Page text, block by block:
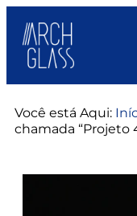
Você está Aqui:
chamada “Projeto